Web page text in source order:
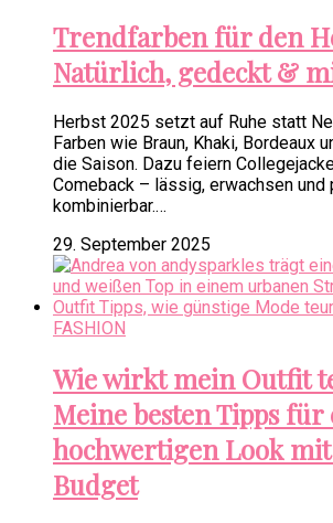
Trendfarben für den
Natürlich, gedeckt &
Herbst 2025 setzt auf Ruhe statt
Farben wie Braun, Khaki, Bordeaux
die Saison. Dazu feiern
Comeback – lässig, erwachsen und
kombinierbar.…
29. September 2025
FASHION
Wie wirkt mein Outfit
Meine besten Tipps für
hochwertigen Look
Budget